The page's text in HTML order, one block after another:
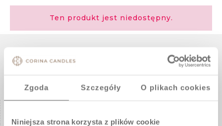
Zgoda Szczegóły O plikach cookies
Niniejsza strona korzysta z plików cookie
Ten produkt jest niedostępny.